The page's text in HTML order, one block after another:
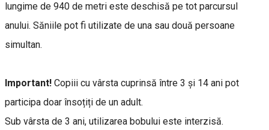
lungime de 940 de metri este deschisă pe tot parcursul
anului. Săniile pot fi utilizate de una sau două persoane
simultan.
Important! Copiii cu vârsta cuprinsă între 3 și 14 ani pot
participa doar însoțiți de un adult.
Sub vârsta de 3 ani, utilizarea bobului este interzisă.